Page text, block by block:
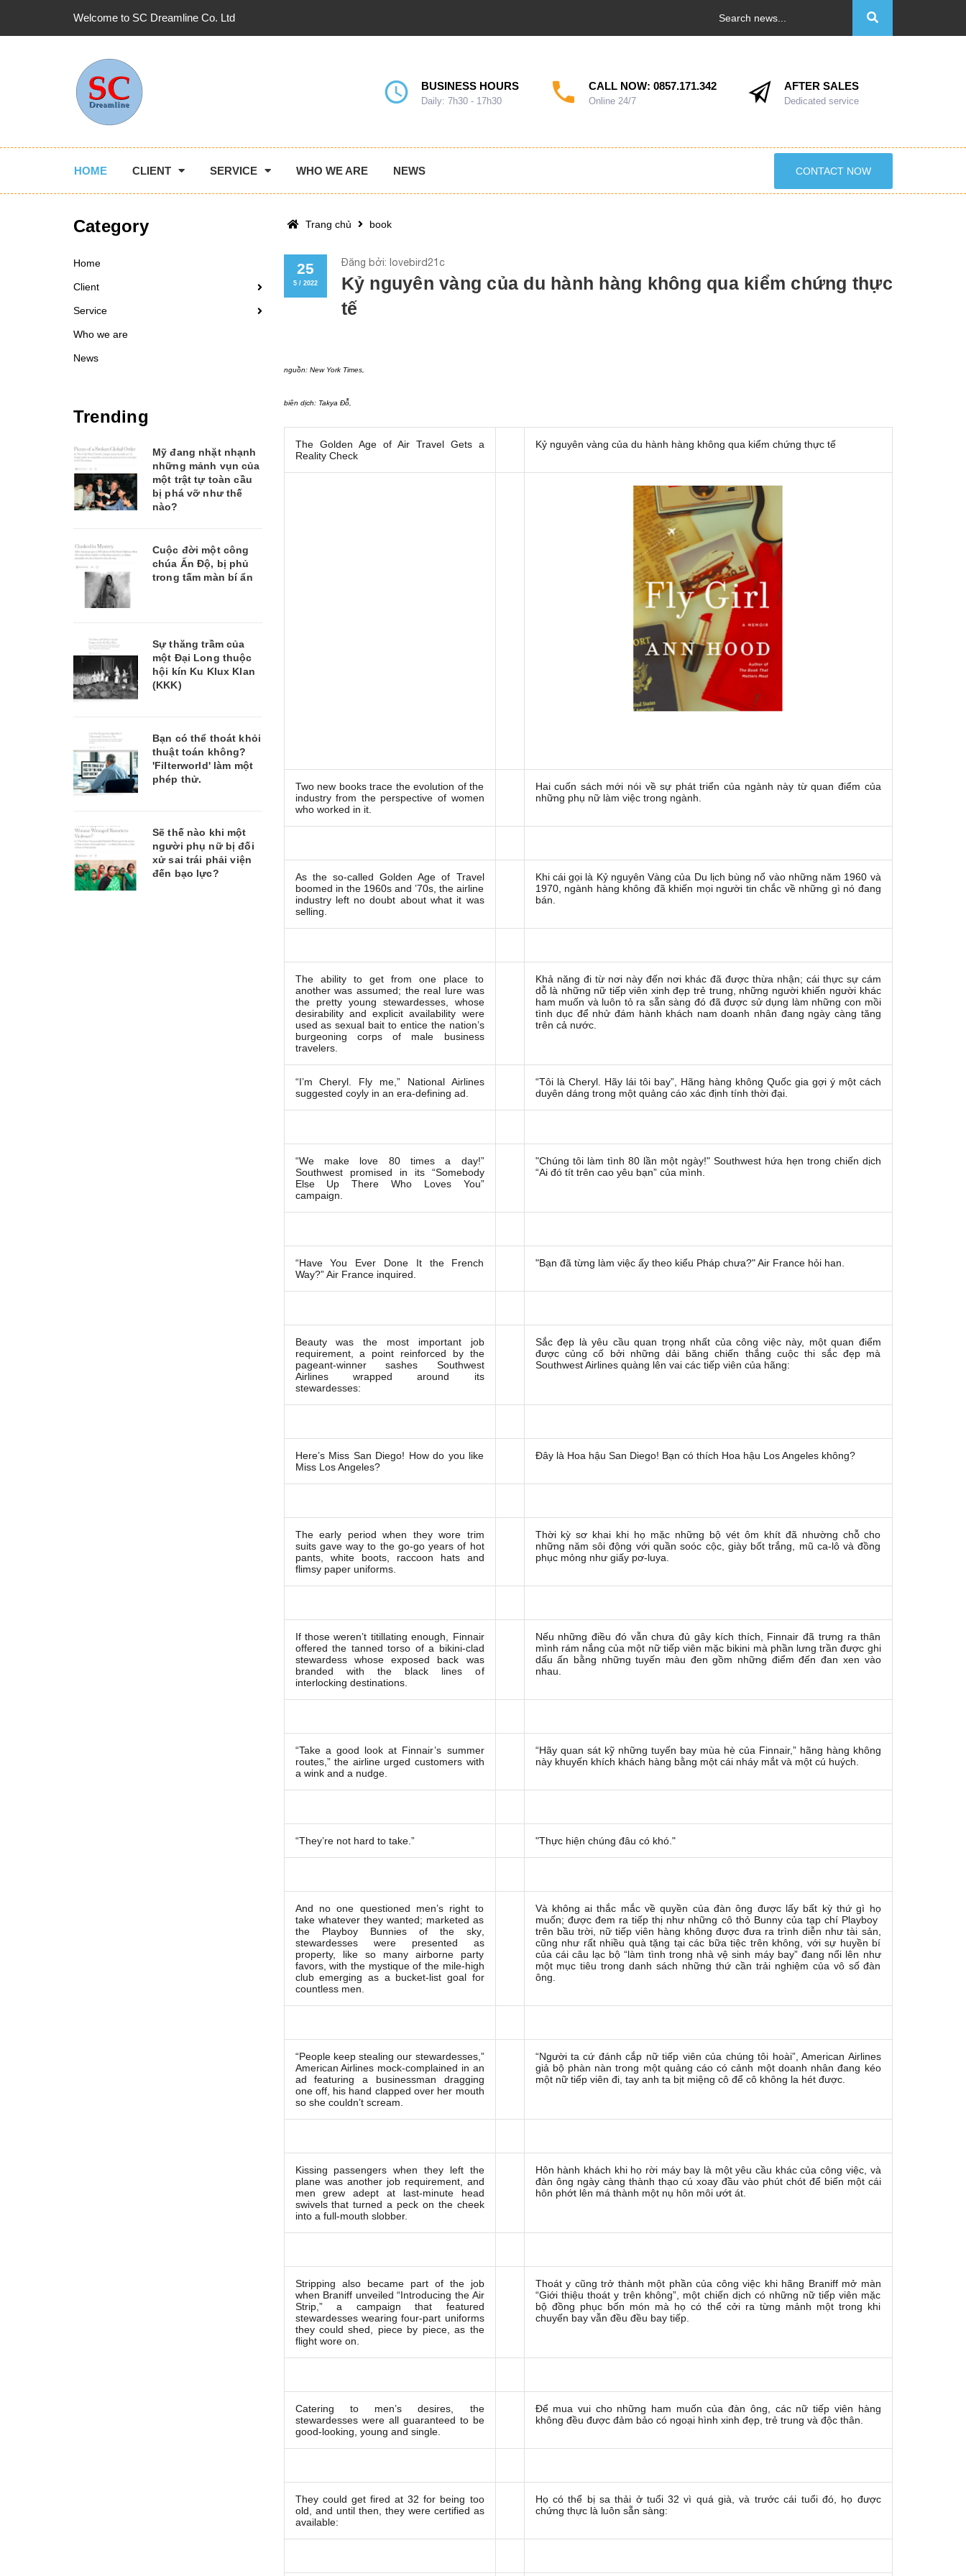
Welcome to SC Dreamline Co. Ltd
BUSINESS HOURS
Daily: 7h30 - 17h30
CALL NOW: 0857.171.342
Online 24/7
AFTER SALES
Dedicated service
HOME CLIENT SERVICE WHO WE ARE NEWS CONTACT NOW
Trang chủ book
25
5 / 2022
Đăng bởi: lovebird21c
Kỷ nguyên vàng của du hành hàng không qua kiểm chứng thực
tế
nguồn: New York Times,
biên dịch: Takya Đỗ,
The Golden Age of Air Travel Gets a
Reality Check
Kỷ nguyên vàng của du hành hàng không qua kiểm chứng thực tế
Two new books trace the evolution of the
industry from the perspective of women
who worked in it.
Hai cuốn sách mới nói về sự phát triển của ngành này từ quan điểm của
những phụ nữ làm việc trong ngành.
As the so-called Golden Age of Travel
boomed in the 1960s and ’70s, the airline
industry left no doubt about what it was
selling.
Khi cái gọi là Kỷ nguyên Vàng của Du lịch bùng nổ vào những năm 1960 và
1970, ngành hàng không đã khiến mọi người tin chắc về những gì nó đang
bán.
The ability to get from one place to
another was assumed; the real lure was
the pretty young stewardesses, whose
desirability and explicit availability were
used as sexual bait to entice the nation’s
burgeoning corps of male business
travelers.
Khả năng đi từ nơi này đến nơi khác đã được thừa nhận; cái thực sự cám
dỗ là những nữ tiếp viên xinh đẹp trẻ trung, những người khiến người khác
ham muốn và luôn tỏ ra sẵn sàng đó đã được sử dụng làm những con mồi
tình dục để nhử đám hành khách nam doanh nhân đang ngày càng tăng
trên cả nước.
“I’m Cheryl. Fly me,” National Airlines
suggested coyly in an era-defining ad.
“Tôi là Cheryl.
Hãy lái tôi bay”, Hãng hàng không Quốc gia gợi ý một cách
duyên dáng trong một quảng cáo xác định tính thời đại.
“We make love 80 times a day!”
Southwest promised in its “Somebody
Else Up There Who Loves You”
campaign.
"Chúng tôi làm tình 80 lần một ngày!" Southwest hứa hẹn trong chiến dịch
“Ai đó tít trên cao yêu bạn” của mình.
“Have You Ever Done It the French
Way?” Air France inquired.
"Bạn đã từng làm việc ấy theo kiểu Pháp chưa?" Air France hỏi han.
Beauty was the most important job
requirement, a point reinforced by the
pageant-winner sashes Southwest
Airlines wrapped around its
stewardesses:
Sắc đẹp là yêu cầu quan trọng nhất của công việc này, một quan điểm
được củng cố bởi những dải băng chiến thắng cuộc thi sắc đẹp mà
Southwest Airlines quàng lên vai các tiếp viên của hãng:
Here’s Miss San Diego! How do you like
Miss Los Angeles?
Đây là Hoa hậu San Diego! Bạn có thích Hoa hậu Los Angeles không?
The early period when they wore trim
suits gave way to the go-go years of hot
pants, white boots, raccoon hats and
flimsy paper uniforms.
Thời kỳ sơ khai khi họ mặc những bộ vét ôm khít đã nhường chỗ cho
những năm sôi động với quần soóc cộc, giày bốt trắng, mũ ca-lô và đồng
phục mỏng như giấy pơ-luya.
If those weren’t titillating enough, Finnair
offered the tanned torso of a bikini-clad
stewardess whose exposed back was
branded with the black lines of
interlocking destinations.
Nếu những điều đó vẫn chưa đủ gây kích thích, Finnair đã trưng ra thân
mình rám nắng của một nữ tiếp viên mặc bikini mà phần lưng trần được ghi
dấu ấn bằng những tuyến màu đen gồm những điểm đến đan xen vào
nhau.
“Take a good look at Finnair’s summer
routes,” the airline urged customers with
a wink and a nudge.
“Hãy quan sát kỹ những tuyến bay mùa hè của Finnair,” hãng hàng không
này khuyến khích khách hàng bằng một cái nháy mắt và một cú huých.
“They’re not hard to take.” "Thực hiện chúng đâu có khó."
And no one questioned men’s right to
take whatever they wanted; marketed as
the Playboy Bunnies of the sky,
stewardesses were presented as
property, like so many airborne party
favors, with the mystique of the mile-high
club emerging as a bucket-list goal for
countless men.
Và không ai thắc mắc về quyền của đàn ông được lấy bất kỳ thứ gì họ
muốn; được đem ra tiếp thị như những cô thỏ Bunny của tạp chí Playboy
trên bầu trời, nữ tiếp viên hàng không được đưa ra trình diễn như tài sản,
cũng như rất nhiều quà tặng tại các bữa tiệc trên không, với sự huyền bí
của cái câu lạc bộ “làm tình trong nhà vệ sinh máy bay” đang nổi lên như
một mục tiêu trong danh sách những thứ cần trải nghiệm của vô số đàn
ông.
“People keep stealing our stewardesses,”
American Airlines mock-complained in an
ad featuring a businessman dragging
one off, his hand clapped over her mouth
so she couldn’t scream.
“Người ta cứ đánh cắp nữ tiếp viên của chúng tôi hoài”, American Airlines
giả bộ phàn nàn trong một quảng cáo có cảnh một doanh nhân đang kéo
một nữ tiếp viên đi, tay anh ta bịt miệng cô để cô không la hét được.
Kissing passengers when they left the
plane was another job requirement, and
men grew adept at last-minute head
swivels that turned a peck on the cheek
into a full-mouth slobber.
Hôn hành khách khi họ rời máy bay là một yêu cầu khác của công việc, và
đàn ông ngày càng thành thạo cú xoay đầu vào phút chót để biến một cái
hôn phớt lên má thành một nụ hôn môi ướt át.
Stripping also became part of the job
when Braniff unveiled “Introducing the Air
Strip,” a campaign that featured
stewardesses wearing four-part uniforms
they could shed, piece by piece, as the
flight wore on.
Thoát y cũng trở thành một phần của công việc khi hãng Braniff mở màn
“Giới thiệu thoát y trên không”, một chiến dịch có những nữ tiếp viên mặc
bộ đồng phục bốn món mà họ có thể cởi ra từng mảnh một trong khi
chuyến bay vẫn đều đều bay tiếp.
Catering to men’s desires, the
stewardesses were all guaranteed to be
good-looking, young and single.
Để mua vui cho những ham muốn của đàn ông, các nữ tiếp viên hàng
không đều được đảm bảo có ngoại hình xinh đẹp, trẻ trung và độc thân.
They could get fired at 32 for being too
old, and until then, they were certified as
available:
Họ có thể bị sa thải ở tuổi 32 vì quá già, và trước cái tuổi đó, họ được
chứng thực là luôn sẵn sàng:
Category
Home
Client
Service
Who we are
News
Trending
Mỹ đang nhặt nhạnh
những mảnh vụn của
một trật tự toàn cầu
bị phá vỡ như thế
nào?
Cuộc đời một công
chúa Ấn Độ, bị phủ
trong tấm màn bí ẩn
Sự thăng trầm của
một Đại Long thuộc
hội kín Ku Klux Klan
(KKK)
Bạn có thể thoát khỏi
thuật toán không?
'Filterworld' làm một
phép thử.
Sẽ thế nào khi một
người phụ nữ bị đối
xử sai trái phải viện
đến bạo lực?